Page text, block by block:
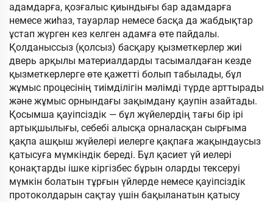
адамдарға, қозғалыс қиындығы бар адамдарға
немесе жиһаз, тауарлар немесе басқа да жабдықтар
ұстап жүрген кез келген адамға өте пайдалы.
Қолданыссыз (қолсыз) басқару қызметкерлер жиі
дверь арқылы материалдарды тасымалдаған кезде
қызметкерлерге өте қажетті болып табылады, бұл
жұмыс процесінің тиімділігін мәлімді түрде арттырады
және жұмыс орнындағы зақымдану қаупін азайтады.
Қосымша қауіпсіздік — бұл жүйелердің тағы бір ірі
артықшылығы, себебі алысқа орналасқан сырғыма
қақпа ашқыш жүйелері иелерге қақпаға жақындаусыз
қатысуға мүмкіндік береді. Бұл қасиет үй иелері
қонақтарды ішке кіргізбес бұрын оларды тексеруі
мүмкін болатын тұрғын үйлерде немесе қауіпсіздік
протоколдарын сақтау үшін бақыланатын қатысу